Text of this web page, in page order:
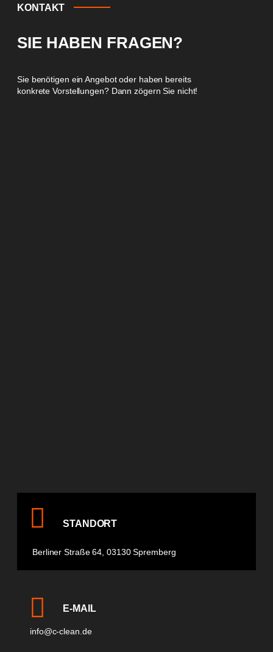
KONTAKT
SIE HABEN FRAGEN?
Sie benötigen ein Angebot oder haben bereits
konkrete Vorstellungen? Dann zögern Sie nicht!
STANDORT
Berliner Straße 64, 03130 Spremberg
E-MAIL
info@c-clean.de